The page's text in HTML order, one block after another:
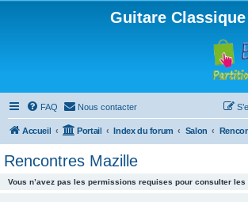
Guitare Classique
FAQ Nous contacter
Accueil Portail Index du forum Salon
Rencontres Mazille
Vous n’avez pas les permissions requises pour consulter les